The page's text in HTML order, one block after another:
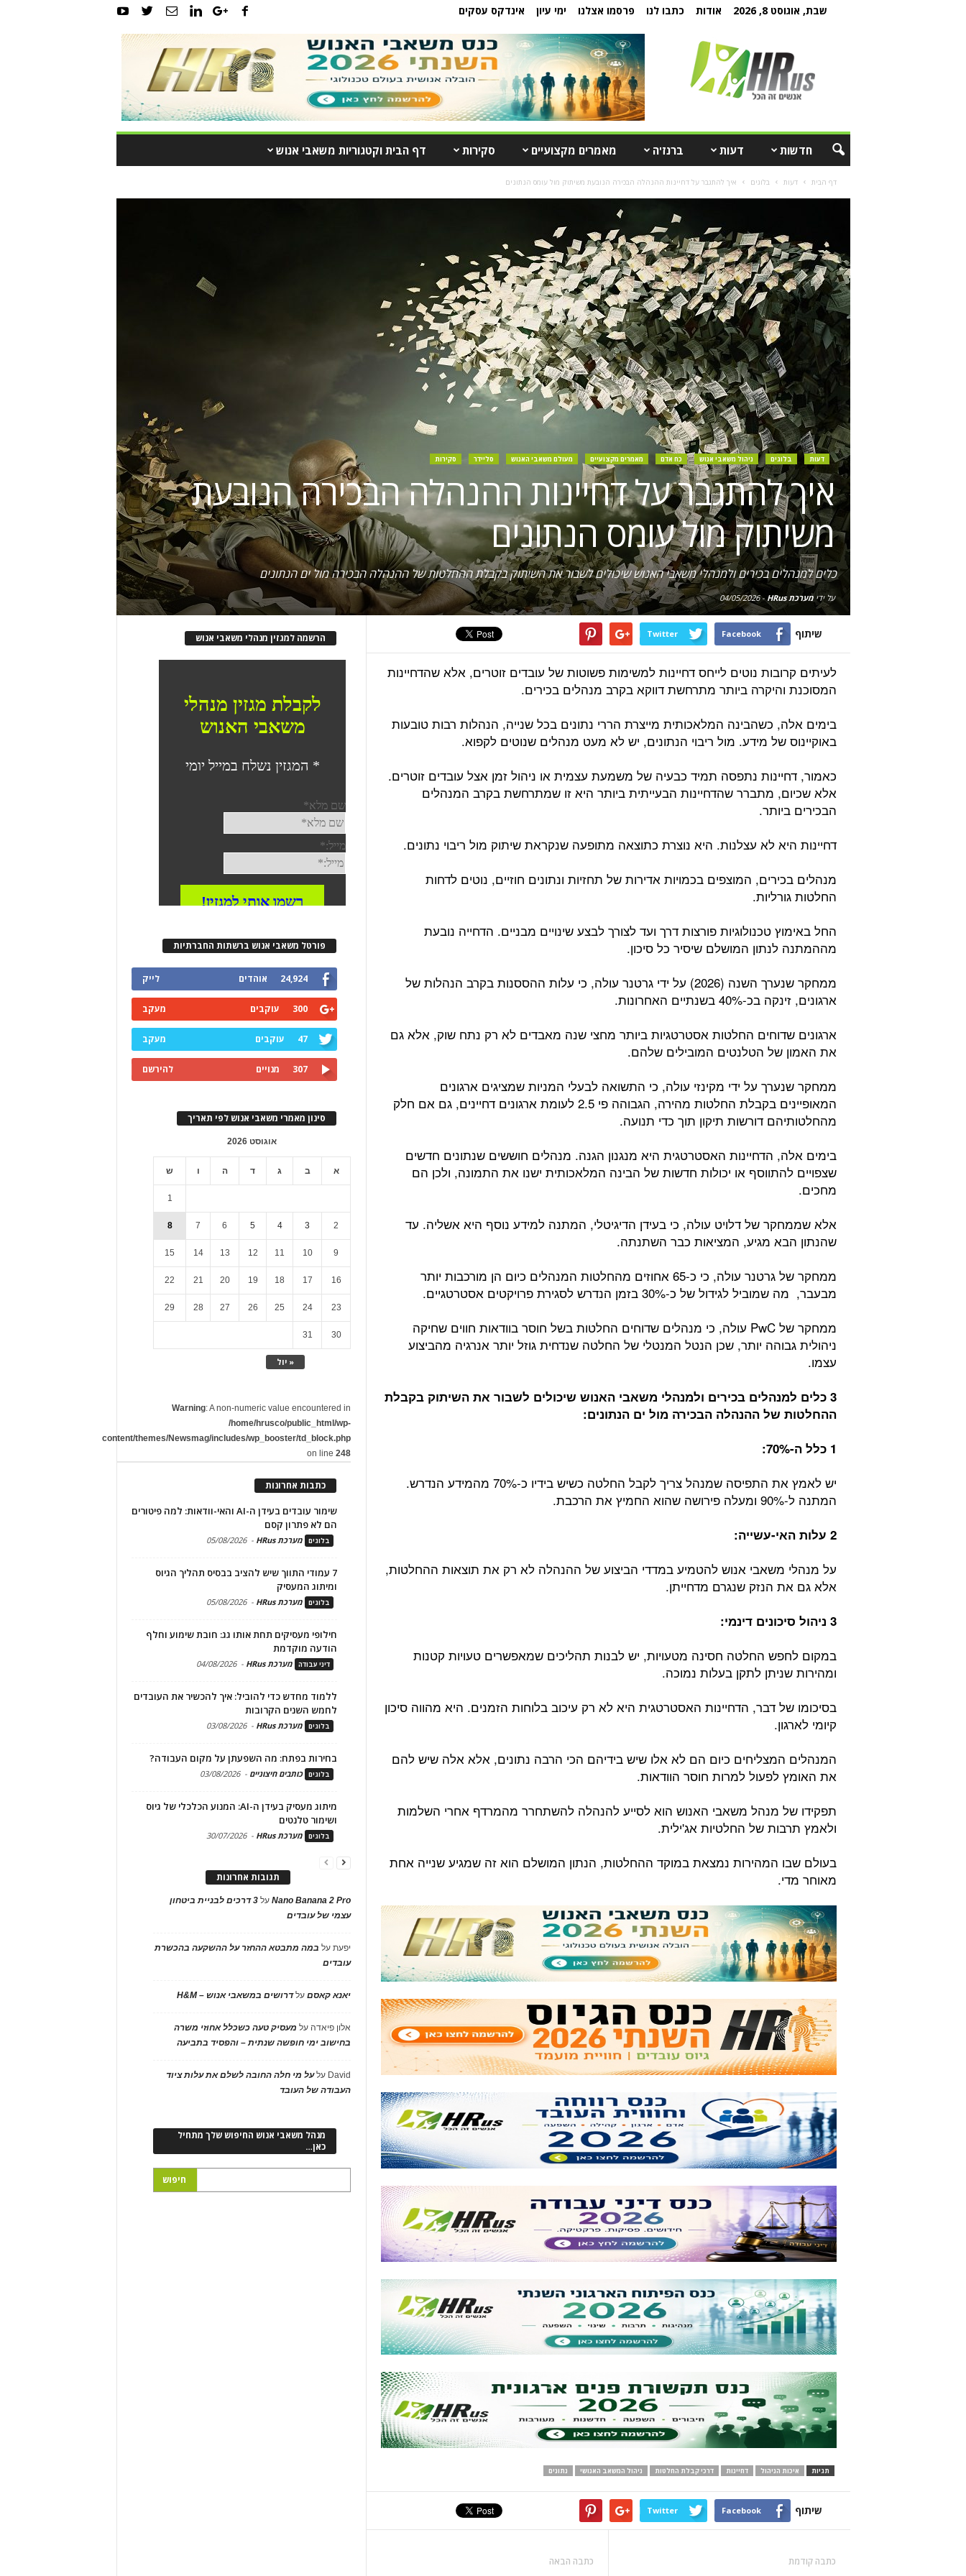
שבת, אוגוסט 8, 2026 אודות כתבו לנו פרסמו אצלנו ימי עיון אינדקס עסקים
חדשות דעות ברנז'ה מאמרים מקצועיים סקירות דף הבית וקטגוריות משאבי אנוש
דף הבית דעות בלוגים איך להתגבר על דחיינות ההנהלה הבכירה הנובעת משיתוק מול עומס הנתונים
דעות בלוגים ניהול משאבי אנוש כח אדם מאמרים מקצועיים מעולם משאבי האנוש סליידר סקירות
איך להתגבר על דחיינות ההנהלה הבכירה הנובעת
משיתוק מול עומס הנתונים
כלים למנהלים בכירים ולמנהלי משאבי האנוש שיכולים לשבור את השיתוק בקבלת ההחלטות של ההנהלה הבכירה מול ים הנתונים
על ידימערכת HRus -
04/05/2026
שיתוף Facebook
Twitter
לעיתים קרובות נוטים לייחס דחיינות למשימות פשוטות של עובדים זוטרים, אלא שהדחיינות
המסוכנת והיקרה ביותר מתרחשת דווקא בקרב מנהלים בכירים.
בימים אלה, כשהבינה המלאכותית מייצרת הררי נתונים בכל שנייה, הנהלות רבות טובעות
באוקיינוס של מידע. מול ריבוי הנתונים, יש לא מעט מנהלים שנוטים לקפוא.
כאמור, דחיינות נתפסה תמיד כבעיה של משמעת עצמית או ניהול זמן אצל עובדים זוטרים.
אלא שכיום, מתברר שהדחיינות הבעייתית ביותר היא זו שמתרחשת בקרב המנהלים
הבכירים ביותר.
דחיינות היא לא עצלנות. היא נוצרת כתוצאה מתופעה שנקראת שיתוק מול ריבוי נתונים.
מנהלים בכירים, המוצפים בכמויות אדירות של תחזיות ונתונים חוזיים, נוטים לדחות
החלטות גורליות.
החל באימוץ טכנולוגיות פורצות דרך ועד לצורך לבצע שינויים מבניים. הדחייה נובעת
מההמתנה לנתון המושלם שיסיר כל סיכון.
ממחקר שנערך השנה (2026) על ידי גרטנר עולה, כי עלות ההססנות בקרב הנהלות של
ארגונים, זינקה בכ-40% בשנתיים האחרונות.
ארגונים שדוחים החלטות אסטרטגיות ביותר מחצי שנה מאבדים לא רק נתח שוק, אלא גם
את האמון של הטלנטים המובילים שלהם.
ממחקר שנערך על ידי מקינזי עולה, כי התשואה לבעלי המניות שמציגים ארגונים
המאופיינים בקבלת החלטות מהירה, הגבוהה פי 2.5 לעומת ארגונים דחיינים, גם אם חלק
מהחלטותיהם דורשות תיקון תוך כדי תנועה.
בימים אלה, הדחיינות האסטרטגית היא מנגנון הגנה. מנהלים חוששים שנתונים חדשים
שצפויים להתווסף או יכולות חדשות של הבינה המלאכותית ישנו את התמונה, ולכן הם
מחכים.
אלא שממחקר של דלויט עולה, כי בעידן הדיגיטלי, המתנה למידע נוסף היא אשליה. עד
שהנתון הבא מגיע, המציאות כבר השתנתה.
ממחקר של גרטנר עולה, כי כ-65 אחוזים מהחלטות המנהלים כיום הן מורכבות יותר
מבעבר, מה שמוביל לגידול של כ-30% בזמן הנדרש לסגירת פרויקטים אסטרטגיים.
ממחקר של PwC עולה, כי מנהלים שדוחים החלטות בשל חוסר בוודאות חווים שחיקה
ניהולית גבוהה יותר, שכן הנטל המנטלי של החלטה שנדחית גוזל יותר אנרגיה מהביצוע
עצמו.
3 כלים למנהלים בכירים ולמנהלי משאבי האנוש שיכולים לשבור את השיתוק בקבלת
ההחלטות של ההנהלה הבכירה מול ים הנתונים:
1 כלל ה-70%:
יש לאמץ את התפיסה שמנהל צריך לקבל החלטה כשיש בידיו כ-70% מהמידע הנדרש.
המתנה ל-90% ומעלה פירושה שהוא החמיץ את הרכבת.
2 עלות האי-עשייה:
על מנהלי משאבי אנוש להטמיע במדדי הביצוע של ההנהלה לא רק את תוצאות ההחלטות,
אלא גם את הנזק שנגרם מדחייתן.
3 ניהול סיכונים דינמי:
במקום לחפש החלטה חסינה מטעויות, יש לבנות תהליכים שמאפשרים טעויות קטנות
ומהירות שניתן לתקן בעלות נמוכה.
בסיכומו של דבר, הדחיינות האסטרטגית היא לא רק עיכוב בלוחות הזמנים. היא מהווה סיכון
קיומי לארגון.
המנהלים המצליחים כיום הם לא אלו שיש בידיהם הכי הרבה נתונים, אלא אלה שיש להם
את האומץ לפעול למרות חוסר הוודאות.
תפקידו של מנהל משאבי האנוש הוא לסייע להנהלה להשתחרר מהמרדף אחרי השלמות
ולאמץ תרבות של החלטיות אג'ילית.
בעולם שבו המהירות נמצאת במוקד ההחלטות, הנתון המושלם הוא זה שמגיע שנייה אחת
מאוחר מדי.
תגיות איכות הניהול דחיינות דרכי קבלת החלטות ניהול המשאב האנושי נתונים
שיתוף Facebook
Twitter
כתבה קודמת כתבה הבאה
הרשמה למגזין מנהלי משאבי אנוש
פורטל משאבי אנוש ברשתות החברתיות
24,924 אוהדים לייק
300 עוקבים מעקב
47 עוקבים מעקב
307 מנויים להירשם
סינון מאמרי משאבי אנוש לפי תאריך
אוגוסט 2026
א ב ג ד ה ו ש
« יול
1
2
3
4
5
6
7
8
9
10
11
12
13
14
15
16
17
18
19
20
21
22
23
24
25
26
27
28
29
30
31
Warning: A non-numeric value encountered in
/home/hrusco/public_html/wp-
content/themes/Newsmag/includes/wp_booster/td_block.php
on line248
כתבות אחרונות
שימור עובדים בעידן ה-AI והאי-וודאות: למה פיטורים
הם לא פתרון קסם
בלוגים מערכת HRus -
05/08/2026
7 עמודי התווך שיש להציב בבסיס תהליך הגיוס
ומיתוג המעסיק
בלוגים מערכת HRus -
05/08/2026
חילופי מעסיקים תחת אותו גג: חובת שימוע וחלף
הודעה מוקדמת
דיני עבודה מערכת HRus -
04/08/2026
ללמוד מחדש כדי להוביל: איך להכשיר את העובדים
לחמש השנים הקרובות
בלוגים מערכת HRus -
03/08/2026
בחירות בפתח: מה השפעתן על מקום העבודה?
בלוגים כותבים חיצוניים -
03/08/2026
מיתוג מעסיק בעידן ה-AI: המנוע הכלכלי של גיוס
ושימור טלנטים
בלוגים מערכת HRus -
30/07/2026
תגובות אחרונות
Nano Banana 2 Proעל
3 דרכים לבניית ביטחון
עצמי של עובדים
יפעתעל במה מתבטא ההחזר על ההשקעה בהכשרת
עובדים
יאנא קאסםעלדרושים במשאבי אנוש – H&M
אלון פיאדה על מעסיק טעה כשכלל אחוזי משרה
בחישוב ימי חופשה שנתית – והפסיד בתביעה
David עלעל מי חלה החובה לשלם את עלות ציוד
העבודה של העובד
מנהל משאבי אנוש החיפוש שלך מתחיל
כאן…